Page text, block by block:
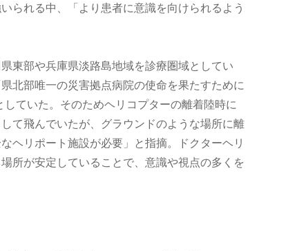
られる中、「より患者に意識を向けられるよう
東部や兵庫県淡路島地域を診療圏域としてい
北部唯一の災害拠点病院の使命を果たすために
ていた。そのためヘリコプターの離着陸時に
て飛んでいたが、グラウンドのような場所に離
ヘリポート施設が必要」と指摘。ドクターヘリ
所が安定していることで、意識や視点の多くを